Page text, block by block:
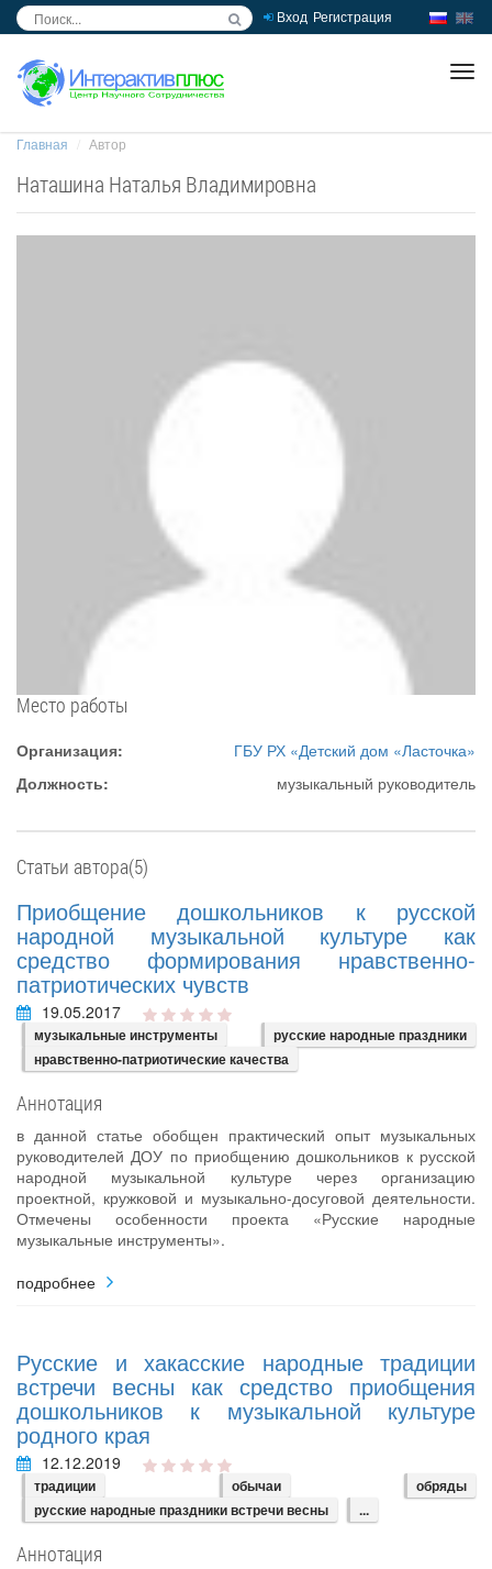
Вход Регистрация
Главная Автор
Наташина Наталья Владимировна
Место работы
Организация:
ГБУ РХ «Детский дом «Ласточка»
Должность:
музыкальный руководитель
Статьи автора(5)
Приобщение дошкольников к русской
народной музыкальной культуре как
средство формирования нравственно-
патриотических чувств
19.05.2017
музыкальные инструменты
русские народные праздники
нравственно-патриотические качества
Аннотация
в данной статье обобщен практический опыт музыкальных
руководителей ДОУ по приобщению дошкольников к русской
народной музыкальной культуре через организацию
проектной, кружковой и музыкально-досуговой деятельности.
Отмечены особенности проекта «Русские народные
музыкальные инструменты».
подробнее
Русские и хакасские народные традиции
встречи весны как средство приобщения
дошкольников к музыкальной культуре
родного края
12.12.2019
традиции обычаи
обряды
русские народные праздники встречи весны
...
Аннотация